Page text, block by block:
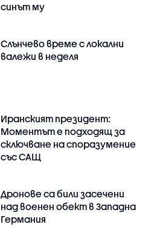
синът му
Слънчево време с локални
валежи в неделя
Иранският президент:
Моментът е подходящ за
сключване на споразумение
със САЩ
Дронове са били засечени
над военен обект в Западна
Германия